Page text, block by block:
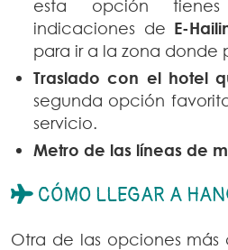
esta opción
indicaciones de E-
para ir a la zona donde
Traslado con el hotel
segunda opción
servicio.
Metro de las líneas de
CÓMO LLEGAR A
Otra de las opciones